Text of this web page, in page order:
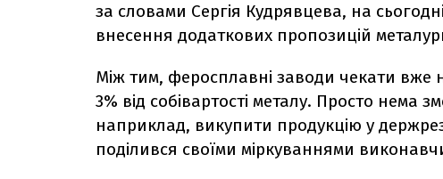
за словами Сергія Кудрявцева, на
внесення додаткових пропозицій
Між тим, феросплавні заводи чекати
3% від собівартості металу. Просто нема
наприклад, викупити продукцію у
поділився своїми міркуваннями